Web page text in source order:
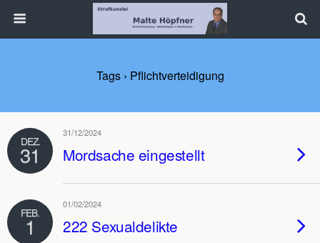
Tags › Pflichtverteidigung
DEZ.
31
31/12/2024
Mordsache eingestellt
FEB.
1
01/02/2024
222 Sexualdelikte